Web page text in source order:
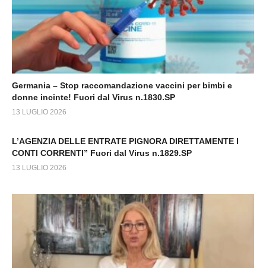
Germania – Stop raccomandazione vaccini per bimbi e
donne incinte! Fuori dal Virus n.1830.SP
13 LUGLIO 2026
L’AGENZIA DELLE ENTRATE PIGNORA DIRETTAMENTE I
CONTI CORRENTI” Fuori dal Virus n.1829.SP
13 LUGLIO 2026